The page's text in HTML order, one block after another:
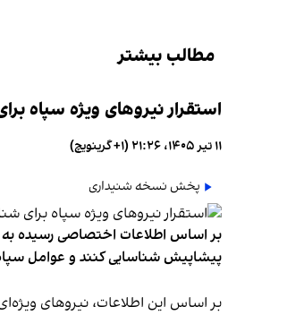
مطالب بیشتر
استقرار نیروهای ویژه سپاه
۱۱ تیر ۱۴۰۵، ۲۱:۲۶ (‎+۱ گرینویچ)
پخش نسخه شنیداری
بر اساس اطلاعات اختصاصی رسیده به
پیشاپیش شناسایی کنند و عوامل
بر اساس این اطلاعات، نیروهای